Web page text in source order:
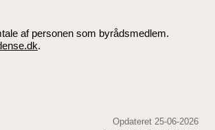
af personen som byrådsmedlem.
.
Opdateret 25-06-2026